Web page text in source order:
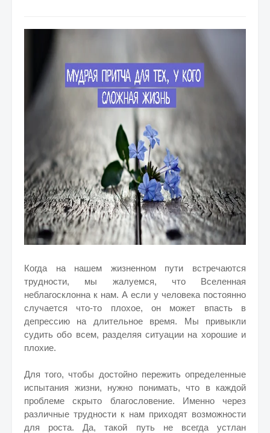
Когда на нашем жизненном пути встречаются
трудности, мы жалуемся, что Вселенная
неблагосклонна к нам. А если у человека постоянно
случается что-то плохое, он может впасть в
депрессию на длительное время. Мы привыкли
судить обо всем, разделяя ситуации на хорошие и
плохие.
Для того, чтобы достойно пережить определенные
испытания жизни, нужно понимать, что в каждой
проблеме скрыто благословение. Именно через
различные трудности к нам приходят возможности
для роста. Да, такой путь не всегда устлан